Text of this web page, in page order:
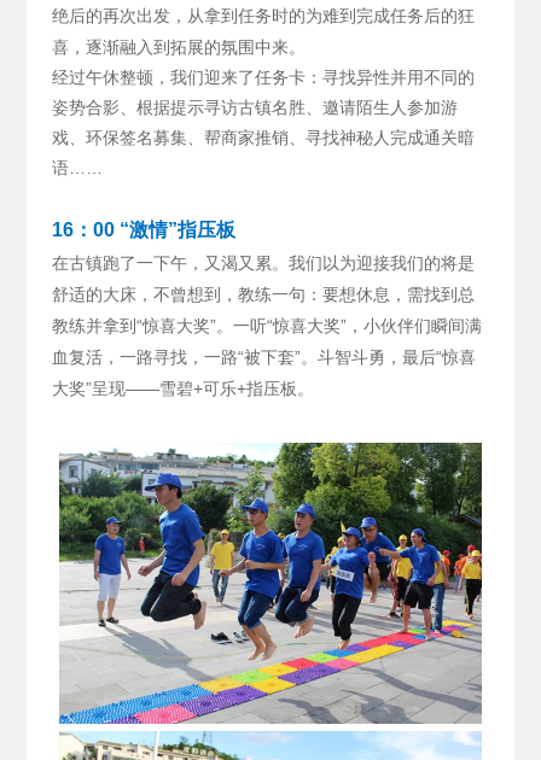
绝后的再次出发，从拿到任务时的为难到完成任务后的狂
喜，逐渐融入到拓展的氛围中来。
经过午休整顿，我们迎来了任务卡：寻找异性并用不同的
姿势合影、根据提示寻访古镇名胜、邀请陌生人参加游
戏、环保签名募集、帮商家推销、寻找神秘人完成通关暗
语……
16：00 “激情”指压板
在古镇跑了一下午，又渴又累。我们以为迎接我们的将是
舒适的大床，不曾想到，教练一句：要想休息，需找到总
教练并拿到“惊喜大奖”。 一听“惊喜大奖”，小伙伴们瞬间满
血复活，一路寻找，一路“被下套”。斗智斗勇，最后“惊喜
大奖”呈现——雪碧+可乐+指压板。